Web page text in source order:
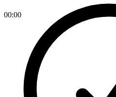
00:00